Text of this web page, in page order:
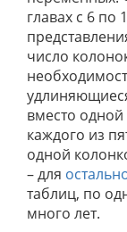
главах с 6 по
число
вместо
каждого из
одной
– для
таблиц, по
много лет.